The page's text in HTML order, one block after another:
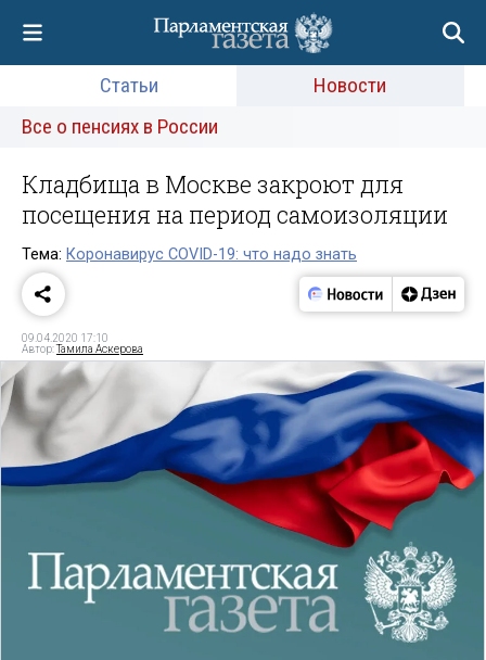
Статьи
Новости
Все о пенсиях в России
Кладбища в Москве закроют для
посещения на период самоизоляции
Тема: Коронавирус COVID-19: что надо знать
09.04.2020 17:10
Автор:Тамила Аскерова